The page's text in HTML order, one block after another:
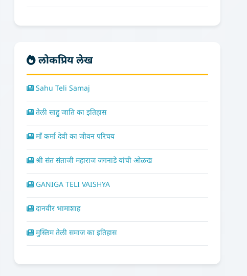
लोकप्रिय लेख
Sahu Teli Samaj
तेली साहु जाति का इतिहास
माँ कर्मा देवी का जीवन परिचय
श्री संत संताजी महाराज जगनाडे यांची ओळख
GANIGA TELI VAISHYA
दानवीर भामाशाह
मुस्लिम तेली समाज का इतिहास